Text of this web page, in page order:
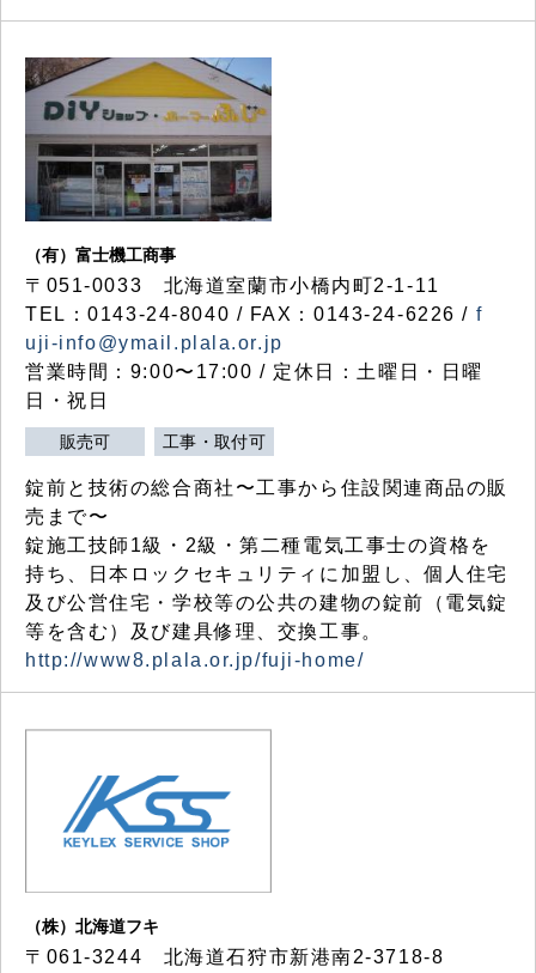
（有）富士機工商事
〒051-0033 北海道室蘭市小橋内町2-1-11
TEL：0143-24-8040 / FAX：0143-24-6226 / f
uji-info@ymail.plala.or.jp
営業時間：9:00〜17:00 / 定休日：土曜日・日曜
日・祝日
販売可 工事・取付可
錠前と技術の総合商社〜工事から住設関連商品の販
売まで〜
錠施工技師1級・2級・第二種電気工事士の資格を
持ち、日本ロックセキュリティに加盟し、個人住宅
及び公営住宅・学校等の公共の建物の錠前（電気錠
等を含む）及び建具修理、交換工事。
http://www8.plala.or.jp/fuji-home/
（株）北海道フキ
〒061-3244 北海道石狩市新港南2-3718-8